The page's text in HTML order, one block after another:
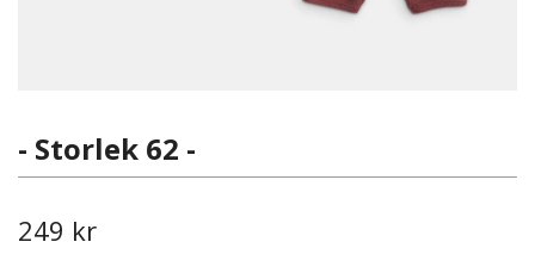
- Storlek 62 -
249 kr